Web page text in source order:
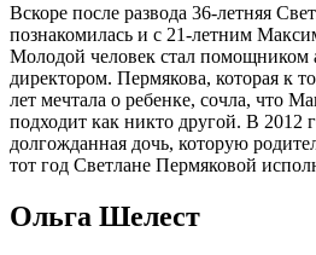
Вскоре после развода 36-летняя
познакомилась и с 21-летним
Молодой человек стал помощником
директором. Пермякова, которая к
лет мечтала о ребенке, сочла, что
подходит как никто другой. В 2012
долгожданная дочь, которую
тот год Светлане Пермяковой
Ольга Шелест